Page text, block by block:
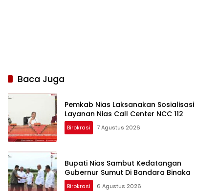
Baca Juga
Pemkab Nias Laksanakan Sosialisasi
Layanan Nias Call Center NCC 112
Birokrasi 7 Agustus 2026
Bupati Nias Sambut Kedatangan
Gubernur Sumut Di Bandara Binaka
Birokrasi 6 Agustus 2026